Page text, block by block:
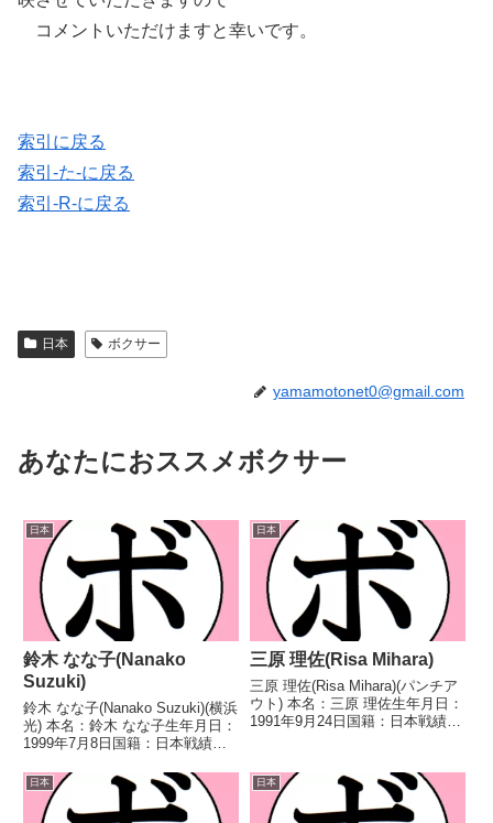
コメントいただけますと幸いです。
索引に戻る
索引-た-に戻る
索引-R-に戻る
日本 ボクサー
yamamotonet0@gmail.com
あなたにおススメボクサー
日本
鈴木 なな子(Nanako
Suzuki)
鈴木 なな子(Nanako Suzuki)(横浜
光) 本名：鈴木 なな子生年月日：
1999年7月8日国籍：日本戦績：
ル】第5代日本女子ミニマム級王
座 【戦歴】2017/05/19 ○4R判
定 3-0(4...
日本
三原 理佐(Risa Mihara)
三原 理佐(Risa Mihara)(パンチア
ウト) 本名：三原 理佐生年月日：
1991年9月24日国籍：日本戦績：
定 0-3(36-40、36-40、36-40) 堀
口...
日本 日本